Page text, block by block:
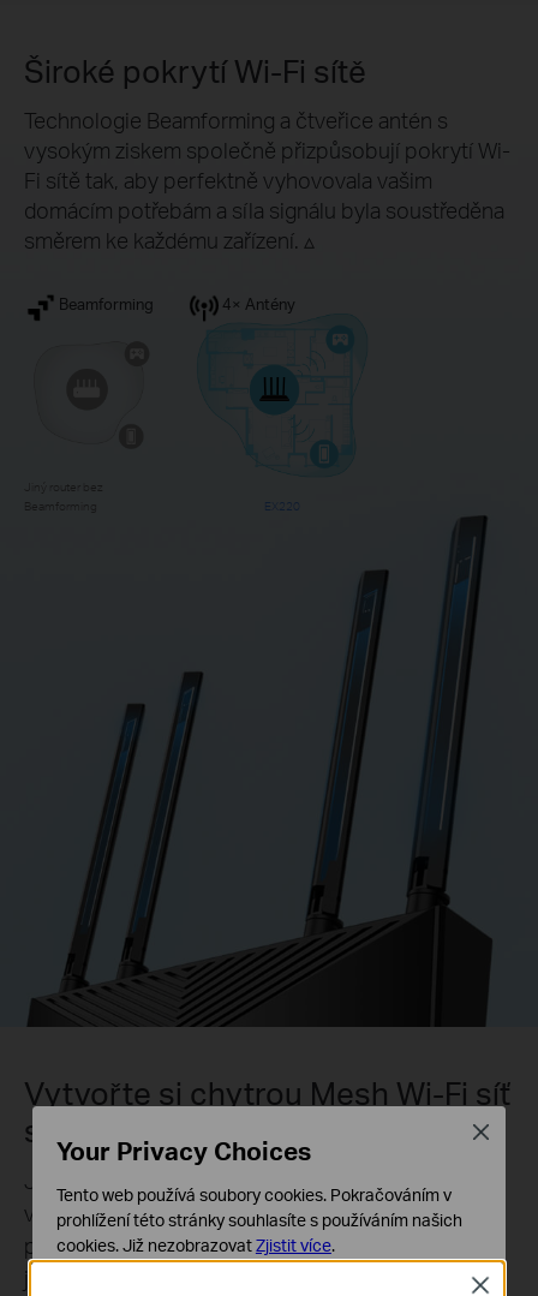
Široké pokrytí Wi-Fi sítě
Technologie Beamforming a čtveřice antén s
vysokým ziskem společně přizpůsobují pokrytí Wi-
Fi sítě tak, aby perfektně vyhovovala vašim
domácím potřebám a síla signálu byla soustředěna
směrem ke každému zařízení. ▵
Beamforming
Jiný router bez
Beamforming
4× Antény
EX220
Vytvořte si chytrou Mesh Wi-Fi síť
s úžasnou flexibilitou
Jednotka EX220 je kompatibilní s EasyMesh. Umí
vytvořit jednotnou Mesh Wi-Fi síť, která plně
pokryje celou domácnost, spolu s dalšími
jednotkami EX220 nebo jinými modely TP-Link
Close
Your Privacy Choices
Tento web používá soubory cookies. Pokračováním v
prohlížení této stránky souhlasíte s používáním našich
cookies.Již nezobrazovatZjistit více.
Close